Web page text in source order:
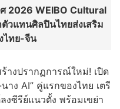
2026 WEIBO Cultural
วแทนศิลปินไทยส่งเสริม
ไทย-จีน
างปรากฏการณ์ใหม่! เปิด
าง AI” คู่แรกของไทย เตรี
งซีรีย์แนวตั้ง พร้อมเขย่า